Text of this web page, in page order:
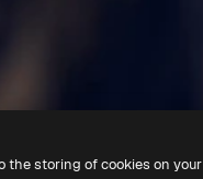
the storing of cookies on